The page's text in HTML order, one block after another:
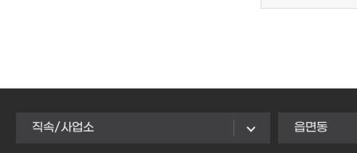
직속/사업소 읍면동